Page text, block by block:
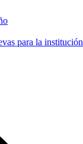
para la institución